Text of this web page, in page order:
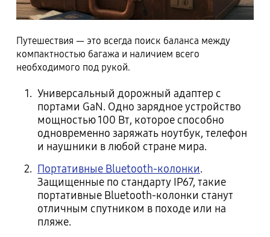
Путешествия — это всегда поиск баланса между
компактностью багажа и наличием всего
необходимого под рукой.
Универсальный дорожный адаптер с
портами GaN. Одно зарядное устройство
мощностью 100 Вт, которое способно
одновременно заряжать ноутбук, телефон
и наушники в любой стране мира.
Портативные Bluetooth-колонки.
Защищенные по стандарту IP67, такие
портативные Bluetooth-колонки станут
отличным спутником в походе или на
пляже.